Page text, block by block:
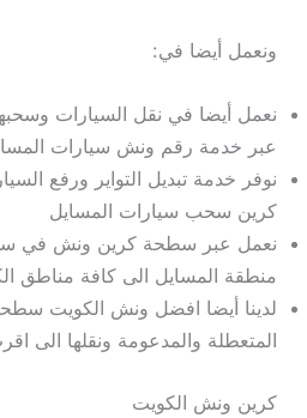
ونعمل أيضا في:
عبر خدمة رقم ونش سيارات المسايل
نوفر خدمة تبديل التواير ورفع
كرين سحب سيارات المسايل
نعمل عبر سطحة كرين ونش في
منطقة المسايل الى كافة مناطق
لدينا أيضا افضل ونش الكويت
المتعطلة والمدعومة ونقلها الى
كرين ونش الكويت